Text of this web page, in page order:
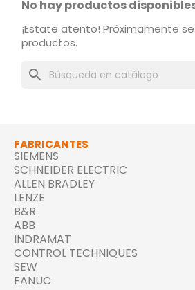
No hay productos
¡Estate atento! Próximamente
productos.
search
FABRICANTES
SIEMENS
SCHNEIDER ELECTRIC
ALLEN BRADLEY
LENZE
B&R
ABB
INDRAMAT
CONTROL TECHNIQUES
SEW
FANUC